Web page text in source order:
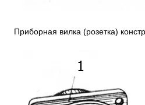
Приборная вилка (розетка)